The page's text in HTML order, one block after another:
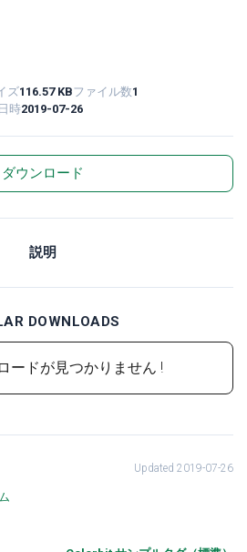
ズ116.57 KBファイル数1
時2019-07-26
ダウンロード
説明
DOWNLOADS
ードが見つかりません !
Updated 2019-07-26